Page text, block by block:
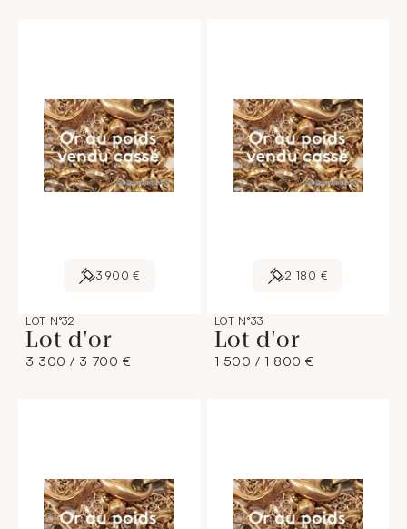
3 900 €
LOT N°32
Lot d'or
3 300 / 3 700 €
2 180 €
LOT N°33
Lot d'or
1 500 / 1 800 €